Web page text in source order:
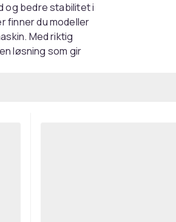
og bedre stabilitet i
finner du modeller
Med riktig
løsning som gir